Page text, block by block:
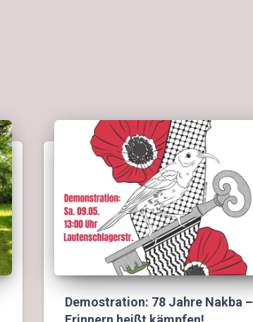
Demostration: 78 Jahre Nakba –